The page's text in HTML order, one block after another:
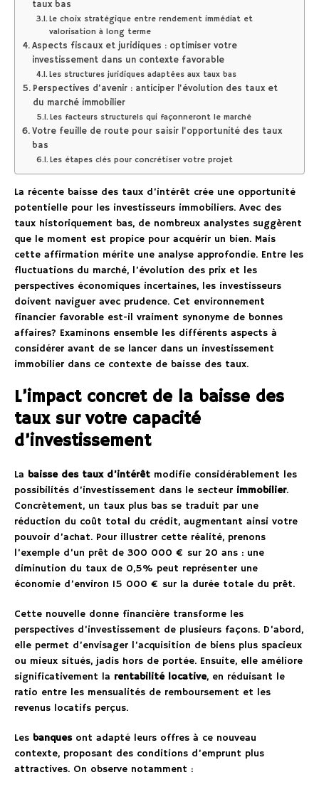
taux bas
Le choix stratégique entre rendement immédiat et
valorisation à long terme
Aspects fiscaux et juridiques : optimiser votre
investissement dans un contexte favorable
Les structures juridiques adaptées aux taux bas
Perspectives d’avenir : anticiper l’évolution des taux et
du marché immobilier
Les facteurs structurels qui façonneront le marché
Votre feuille de route pour saisir l’opportunité des taux
bas
Les étapes clés pour concrétiser votre projet
La récente baisse des taux d’intérêt crée une opportunité
potentielle pour les investisseurs immobiliers. Avec des
taux historiquement bas, de nombreux analystes suggèrent
que le moment est propice pour acquérir un bien. Mais
cette affirmation mérite une analyse approfondie. Entre les
fluctuations du marché, l’évolution des prix et les
perspectives économiques incertaines, les investisseurs
doivent naviguer avec prudence. Cet environnement
financier favorable est-il vraiment synonyme de bonnes
affaires? Examinons ensemble les différents aspects à
considérer avant de se lancer dans un investissement
immobilier dans ce contexte de baisse des taux.
L’impact concret de la baisse des
taux sur votre capacité
d’investissement
La baisse des taux d’intérêt modifie considérablement les
possibilités d’investissement dans le secteur immobilier.
Concrètement, un taux plus bas se traduit par une
réduction du coût total du crédit, augmentant ainsi votre
pouvoir d’achat. Pour illustrer cette réalité, prenons
l’exemple d’un prêt de 300 000 € sur 20 ans : une
diminution du taux de 0,5% peut représenter une
économie d’environ 15 000 € sur la durée totale du prêt.
Cette nouvelle donne financière transforme les
perspectives d’investissement de plusieurs façons. D’abord,
elle permet d’envisager l’acquisition de biens plus spacieux
ou mieux situés, jadis hors de portée. Ensuite, elle améliore
significativement la rentabilité locative, en réduisant le
ratio entre les mensualités de remboursement et les
revenus locatifs perçus.
Les banquesont adapté leurs offres à ce nouveau
contexte, proposant des conditions d’emprunt plus
attractives. On observe notamment :